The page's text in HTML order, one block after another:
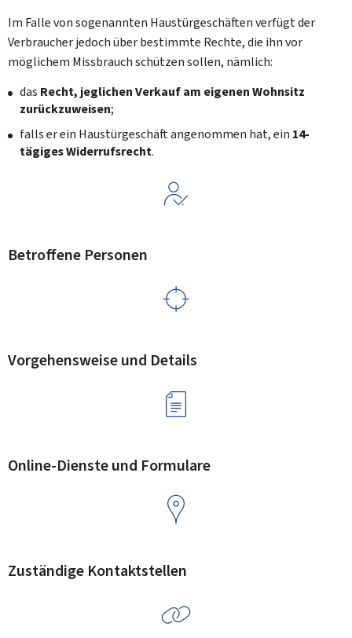
Im Falle von sogenannten Haustürgeschäften verfügt der
Verbraucher jedoch über bestimmte Rechte, die ihn vor
möglichem Missbrauch schützen sollen, nämlich:
das Recht, jeglichen Verkauf am eigenen Wohnsitz
zurückzuweisen;
falls er ein Haustürgeschäft angenommen hat, ein 14-
tägiges Widerrufsrecht.
Betroffene Personen
Vorgehensweise und Details
Online-Dienste und Formulare
Zuständige Kontaktstellen